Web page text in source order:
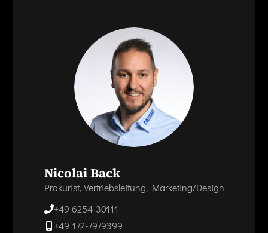
Nicolai Back
Prokurist, Vertriebsleitung, Marketing/Design
+49 6254-30111
+49 172-7979399